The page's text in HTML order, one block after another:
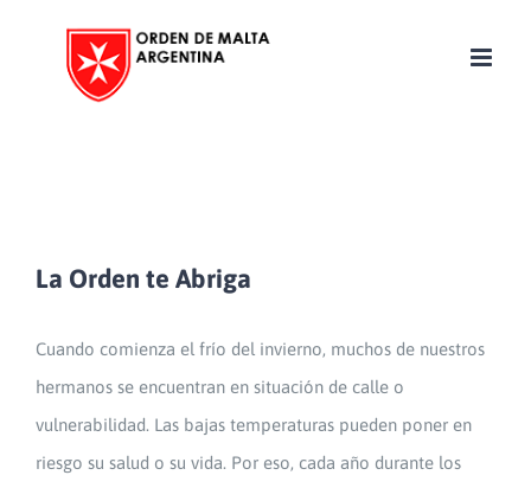
La Orden te Abriga
Cuando comienza el frío del invierno, muchos de nuestros
hermanos se encuentran en situación de calle o
vulnerabilidad. Las bajas temperaturas pueden poner en
riesgo su salud o su vida. Por eso, cada año durante los